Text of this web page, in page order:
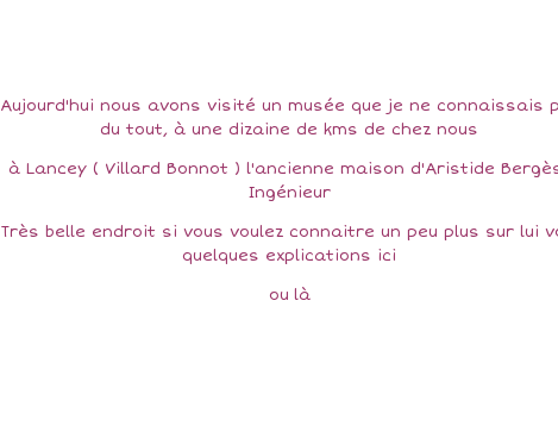
Aujourd'hui nous avons visité un musée que je ne connaissais
du tout, à une dizaine de kms de chez nous
à Lancey ( Villard Bonnot ) l'ancienne maison d'Aristide
Ingénieur
Très belle endroit si vous voulez connaitre un peu plus sur lui
quelques explications ici
ou là